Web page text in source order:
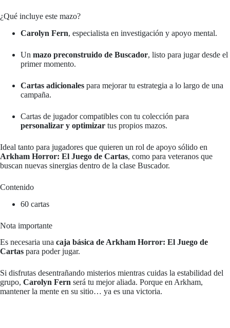
¿Qué incluye este mazo?
Carolyn Fern, especialista en investigación y apoyo mental.
Un mazo preconstruido de Buscador, listo para jugar desde el
primer momento.
Cartas adicionales para mejorar tu estrategia a lo largo de una
campaña.
Cartas de jugador compatibles con tu colección para
personalizar y optimizar tus propios mazos.
Ideal tanto para jugadores que quieren un rol de apoyo sólido en
Arkham Horror: El Juego de Cartas, como para veteranos que
buscan nuevas sinergias dentro de la clase Buscador.
Contenido
60 cartas
Nota importante
Es necesaria una caja básica de Arkham Horror: El Juego de
Cartas para poder jugar.
Si disfrutas desentrañando misterios mientras cuidas la estabilidad del
grupo, Carolyn Fern será tu mejor aliada. Porque en Arkham,
mantener la mente en su sitio… ya es una victoria.